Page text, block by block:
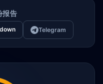
报告
Telegram